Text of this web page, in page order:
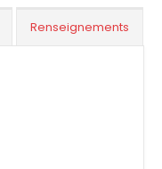
Renseignements